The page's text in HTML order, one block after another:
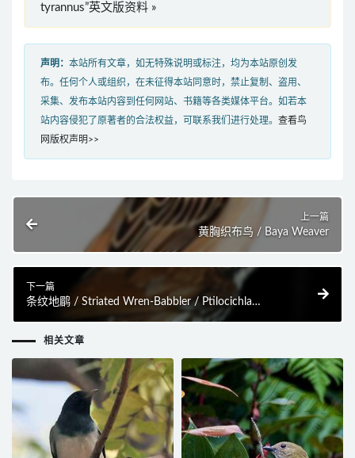
tyrannus”英文版资料 »
声明： 本站所有文章，如无特殊说明或标注，均为本站原创发
布。任何个人或组织，在未征得本站同意时，禁止复制、盗用、
采集、发布本站内容到任何网站、书籍等各类媒体平台。如若本
站内容侵犯了原著者的合法权益，可联系我们进行处理。 查看鸟
网版权声明>>
上一篇
黄胸织布鸟 / Baya Weaver
下一篇
条纹地鹛 / Striated Wren-Babbler / Ptilocichla
mindanensis
相关文章